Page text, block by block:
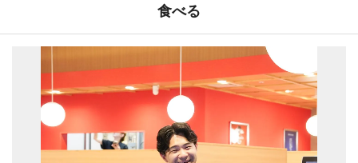
食べる